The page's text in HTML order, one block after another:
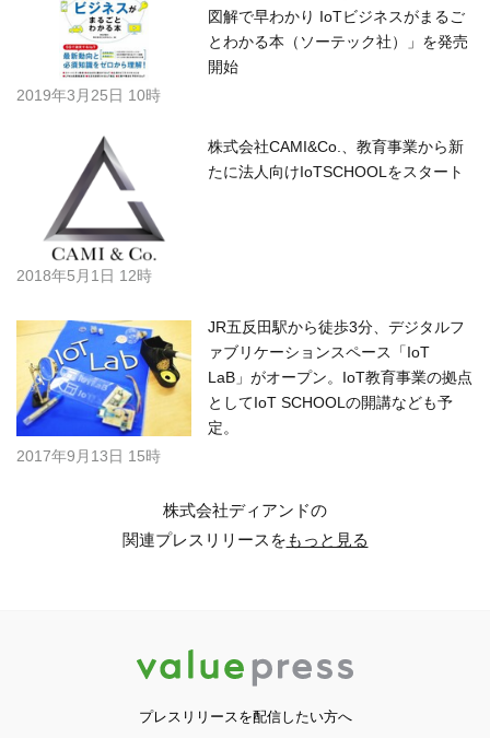
図解で早わかり IoTビジネスがまるご
とわかる本（ソーテック社）」を発売
開始
2019年3月25日 10時
株式会社CAMI&Co.、教育事業から新
たに法人向けIoTSCHOOLをスタート
2018年5月1日 12時
JR五反田駅から徒歩3分、デジタルフ
ァブリケーションスペース「IoT
LaB」がオープン。IoT教育事業の拠点
としてIoT SCHOOLの開講なども予
定。
2017年9月13日 15時
株式会社ディアンドの
関連プレスリリースをもっと見る
プレスリリースを配信したい方へ